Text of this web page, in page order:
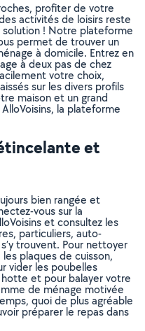
profiter de votre
activités de loisirs reste
solution ! Notre plateforme
permet de trouver un
à domicile. Entrez en
à deux pas de chez
votre choix,
sur les divers profils
maison et un grand
la plateforme
et
bien rangée et
vous sur la
et consultez les
particuliers, auto-
trouvent. Pour nettoyer
plaques de cuisson,
vider les poubelles
et pour balayer votre
de ménage motivée
quoi de plus agréable
préparer le repas dans